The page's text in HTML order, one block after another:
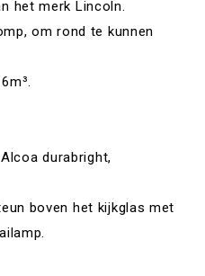
het merk Lincoln.
om rond te kunnen
durabright,
boven het kijkglas met